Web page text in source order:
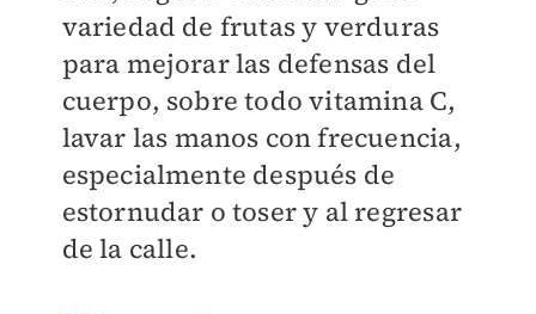
variedad de frutas y verduras
para mejorar las defensas del
cuerpo, sobre todo vitamina C,
lavar las manos con frecuencia,
especialmente después de
estornudar o toser y al regresar
de la calle.